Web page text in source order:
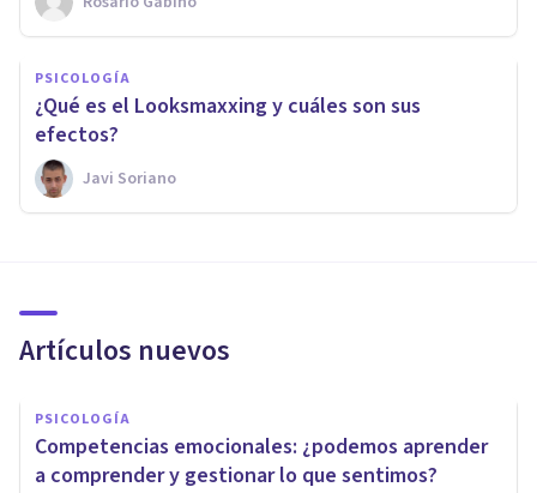
PSICOLOGÍA
¿Qué es el Looksmaxxing y cuáles son sus
efectos?
Javi Soriano
Artículos nuevos
PSICOLOGÍA
Competencias emocionales: ¿podemos aprender
a comprender y gestionar lo que sentimos?